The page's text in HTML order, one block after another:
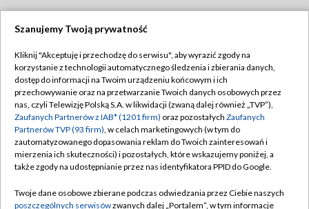
TVP
Abonament TVP
Emisja w TVP
Centrum informacji TVP
Naziemna Telewizja Cyfrowa
Rada Programowa
Regulamin TVP
Polityka prywatności
Moje zgody
Pomoc
Szanujemy Twoją prywatność
Kliknij "Akceptuję i przechodzę do serwisu", aby wyrazić zgody na
korzystanie z technologii automatycznego śledzenia i zbierania danych,
dostęp do informacji na Twoim urządzeniu końcowym i ich
przechowywanie oraz na przetwarzanie Twoich danych osobowych przez
nas, czyli Telewizję Polską S.A. w likwidacji (zwaną dalej również „TVP”),
Zaufanych Partnerów z IAB* (1201 firm) oraz pozostałych Zaufanych
Partnerów TVP (93 firm), w celach marketingowych (w tym do
zautomatyzowanego dopasowania reklam do Twoich zainteresowań i
mierzenia ich skuteczności) i pozostałych, które wskazujemy poniżej, a
także zgody na udostępnianie przez nas identyfikatora PPID do Google.
Twoje dane osobowe zbierane podczas odwiedzania przez Ciebie naszych
poszczególnych serwisówzwanych dalej „Portalem”, w tym informacje